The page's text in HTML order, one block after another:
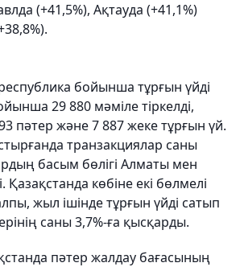
(+41,5%), Ақтауда (+41,1%)
бойынша тұрғын үйді
29 880 мәміле тіркелді,
пәтер және 7 887 жеке тұрғын үй.
транзакциялар саны
басым бөлігі Алматы мен
Қазақстанда көбіне екі бөлмелі
жыл ішінде тұрғын үйді сатып
саны 3,7%-ға қысқарды.
пәтер жалдау бағасының